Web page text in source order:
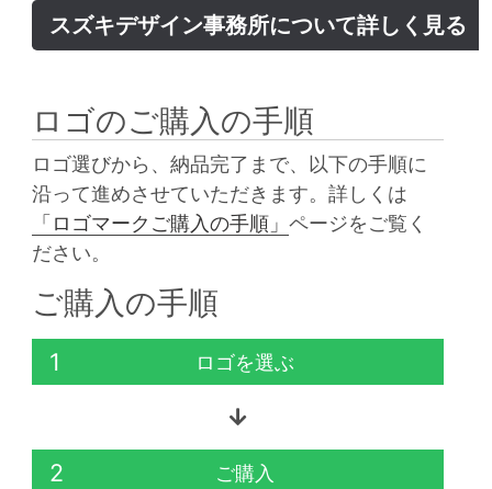
スズキデザイン事務所について詳しく見る
ロゴのご購入の手順
ロゴ選びから、納品完了まで、以下の手順に
沿って進めさせていただきます。詳しくは
「ロゴマークご購入の手順」ページをご覧く
ださい。
ご購入の手順
1 ロゴを選ぶ
2 ご購入